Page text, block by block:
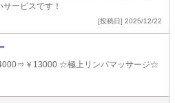
ービスです！
[投稿日] 2025/12/22
￥13000 ☆極上リンパマッサージ☆